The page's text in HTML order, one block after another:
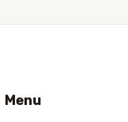
Menu